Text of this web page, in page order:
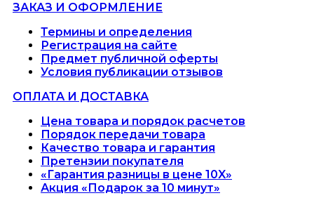
ЗАКАЗ И ОФОРМЛЕНИЕ
Термины и определения
Регистрация на сайте
Предмет публичной оферты
Условия публикации отзывов
ОПЛАТА И ДОСТАВКА
Цена товара и порядок расчетов
Порядок передачи товара
Качество товара и гарантия
Претензии покупателя
«Гарантия разницы в цене 10X»
Акция «Подарок за 10 минут»